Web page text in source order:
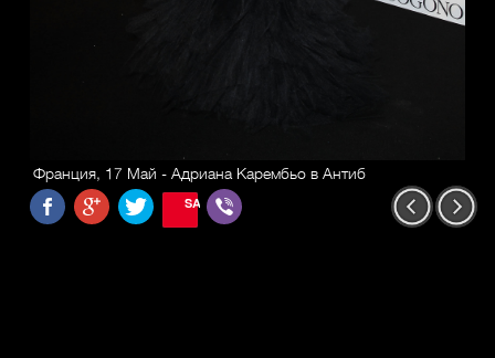
Франция, 17 Май - Адриана Карембьо в Антиб
SAVE